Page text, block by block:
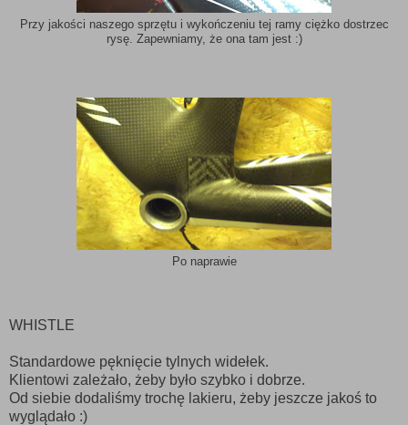
Przy jakości naszego sprzętu i wykończeniu tej ramy ciężko dostrzec
rysę. Zapewniamy, że ona tam jest :)
Po naprawie
WHISTLE
Standardowe pęknięcie tylnych widełek.
Klientowi zależało, żeby było szybko i dobrze.
Od siebie dodaliśmy trochę lakieru, żeby jeszcze jakoś to
wyglądało :)